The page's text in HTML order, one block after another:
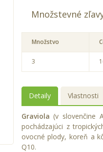
Množstevné
Množstvo
3
Detaily Vlastnosti
Graviola (v slovenčine
pochádzajúci z
ovocné plody, koreň a
Q10.